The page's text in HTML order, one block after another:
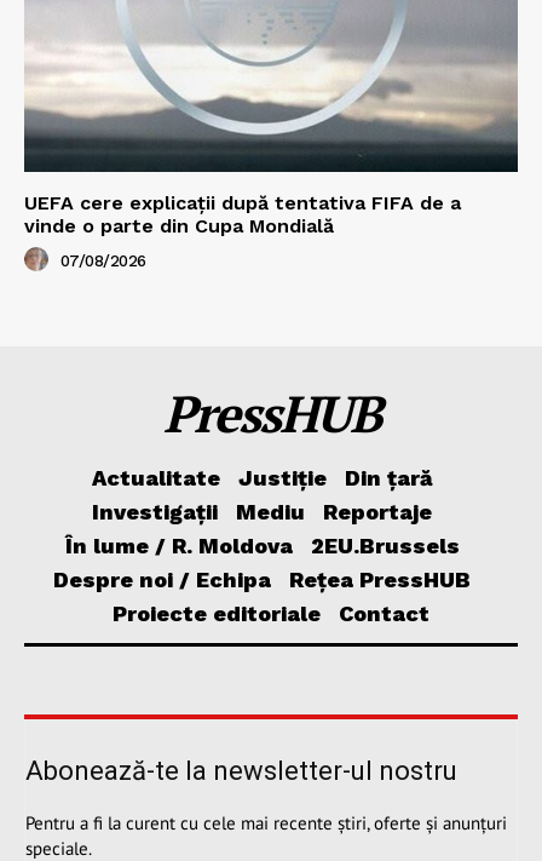
UEFA cere explicații după tentativa FIFA de a
vinde o parte din Cupa Mondială
07/08/2026
PressHUB
Actualitate Justiție
Din țară
Investigații
Mediu
Reportaje
În lume / R. Moldova
2EU.Brussels
Despre noi / Echipa
Rețea PressHUB
Proiecte editoriale
Contact
Abonează-te la newsletter-ul nostru
Pentru a fi la curent cu cele mai recente știri, oferte și anunțuri
speciale.